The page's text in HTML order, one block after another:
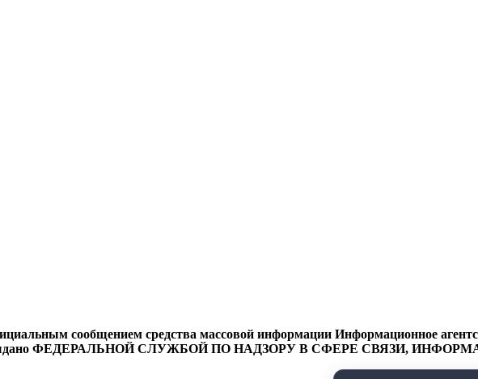
сообщением средства массовой информации Информационное
выдано ФЕДЕРАЛЬНОЙ СЛУЖБОЙ ПО НАДЗОРУ В СФЕРЕ СВЯЗИ,